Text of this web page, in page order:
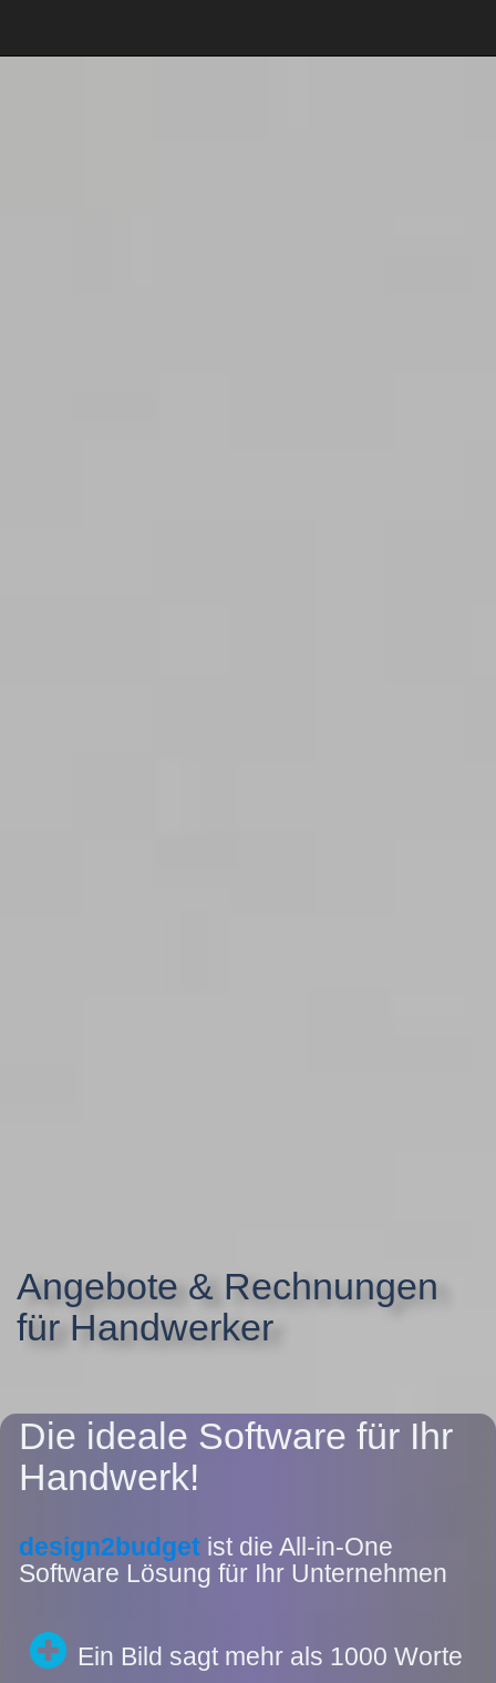
Angebote & Rechnungen
für Handwerker
Die ideale Software für Ihr
Handwerk!
design2budget ist die All-in-One
Software Lösung für Ihr Unternehmen
Ein Bild sagt mehr als 1000 Worte